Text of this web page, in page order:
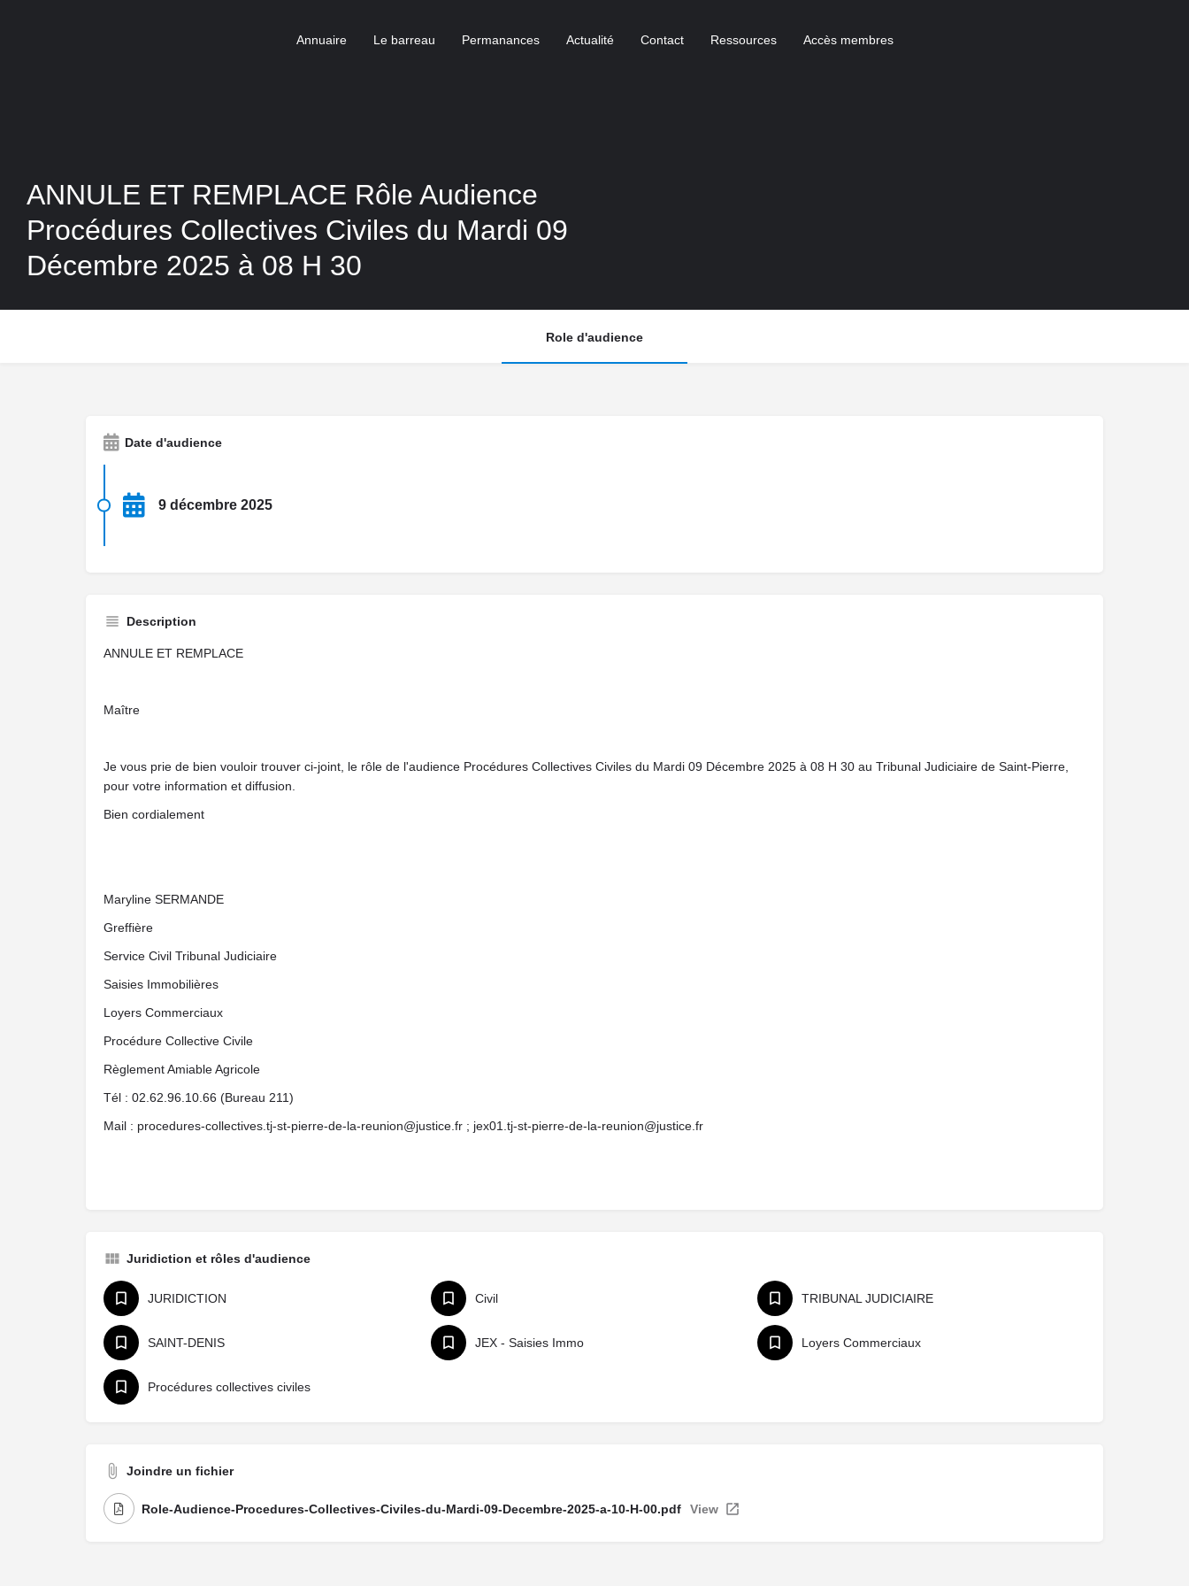
Annuaire Le barreau Permanances Actualité Contact Ressources Accès membres
ANNULE ET REMPLACE Rôle Audience
Procédures Collectives Civiles du Mardi 09
Décembre 2025 à 08 H 30
Role d'audience
Date d'audience
9 décembre 2025
Description
ANNULE ET REMPLACE
Maître
Je vous prie de bien vouloir trouver ci-joint, le rôle de l'audience Procédures Collectives Civiles du Mardi 09 Décembre 2025 à 08 H 30 au Tribunal Judiciaire de Saint-Pierre,
pour votre information et diffusion.
Bien cordialement
Maryline SERMANDE
Greffière
Service Civil Tribunal Judiciaire
Saisies Immobilières
Loyers Commerciaux
Procédure Collective Civile
Règlement Amiable Agricole
Tél : 02.62.96.10.66 (Bureau 211)
Mail : procedures-collectives.tj-st-pierre-de-la-reunion@justice.fr ; jex01.tj-st-pierre-de-la-reunion@justice.fr
Juridiction et rôles d'audience
JURIDICTION Civil TRIBUNAL JUDICIAIRE
SAINT-DENIS JEX - Saisies Immo Loyers Commerciaux
Procédures collectives civiles
Joindre un fichier
Role-Audience-Procedures-Collectives-Civiles-du-Mardi-09-Decembre-2025-a-10-H-00.pdf View